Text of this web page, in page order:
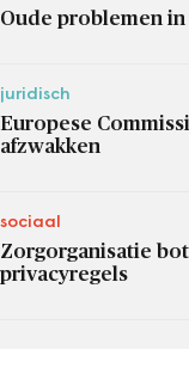
Oude problemen
juridisch
Europese
afzwakken
sociaal
Zorgorganisatie
privacyregels